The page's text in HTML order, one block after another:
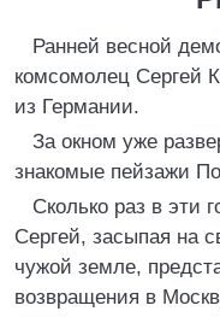
Ранней весной
комсомолец Сергей
из Германии.
За окном уже
знакомые пейзажи
Сколько раз в эти
Сергей, засыпая на
чужой земле,
возвращения в